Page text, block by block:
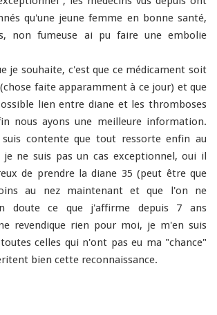
qu'une jeune femme en bonne santé,
non fumeuse ai pu faire une embolie
je souhaite, c'est que ce médicament soit
faite apparamment à ce jour) et que
lien entre diane et les thromboses
nous ayons une meilleure information.
contente que tout ressorte enfin au
ne suis pas un cas exceptionnel, oui il
de prendre la diane 35 (peut être que
au nez maintenant et que l'on ne
doute ce que j'affirme depuis 7 ans
revendique rien pour moi, je m'en suis
celles qui n'ont pas eu ma "chance"
bien cette reconnaissance.